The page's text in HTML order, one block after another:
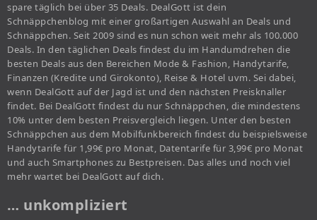
spare täglich bei über 35 Deals. DealGott ist dein
Schnäppchenblog mit einer großartigen Auswahl an Deals und
Schnäppchen. Seit 2009 sind es nun schon weit mehr als 100.000
Deals. In den täglichen Deals findest du im Handumdrehen die
besten Deals aus den Bereichen Mode & Fashion, Handytarife,
Finanzen (Kredite und Girokonto), Reise & Hotel uvm. Sei dabei,
wenn DealGott auf der Jagd ist und den nächsten Preisknaller
findet. Bei DealGott findest du nur Schnäppchen, die mindestens
10% unter dem besten Preisvergleich liegen. Unter den besten
Schnäppchen aus dem Mobilfunkbereich findest du beispielsweise
Handytarife für 1,99€ pro Monat, Datentarife für 3,99€ pro Monat
und auch Smartphones zu Bestpreisen. Das alles und noch viel
mehr wartet bei DealGott auf dich.
… unkompliziert